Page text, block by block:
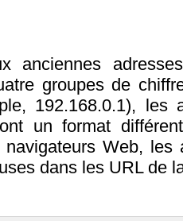
anciennes
groupes de
192.168.0.1), les
un format
Web, les
dans les URL de